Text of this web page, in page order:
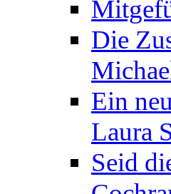
Die
Ein
Laura
Seid